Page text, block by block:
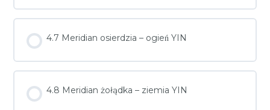
4.7 Meridian osierdzia – ogień YIN
4.8 Meridian żołądka – ziemia YIN